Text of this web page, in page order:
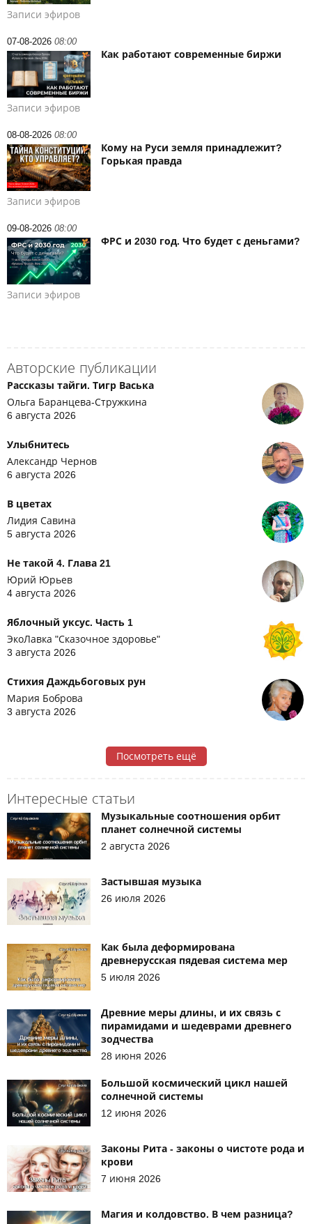
Записи эфиров
07-08-2026 08:00
Как работают современные биржи
Записи эфиров
08-08-2026 08:00
Кому на Руси земля принадлежит?
Горькая правда
Записи эфиров
09-08-2026 08:00
ФРС и 2030 год. Что будет с деньгами?
Записи эфиров
Авторские публикации
Рассказы тайги. Тигр Васька
Ольга Баранцева-Стружкина
6 августа 2026
Улыбнитесь
Александр Чернов
6 августа 2026
В цветах
Лидия Савина
5 августа 2026
Не такой 4. Глава 21
Юрий Юрьев
4 августа 2026
Яблочный уксус. Часть 1
ЭкоЛавка "Сказочное здоровье"
3 августа 2026
Стихия Даждьбоговых рун
Мария Боброва
3 августа 2026
Посмотреть ещё
Интересные статьи
Музыкальные соотношения орбит
планет солнечной системы
2 августа 2026
Застывшая музыка
26 июля 2026
Как была деформирована
древнерусская пядевая система мер
5 июля 2026
Древние меры длины, и их связь с
пирамидами и шедеврами древнего
зодчества
28 июня 2026
Большой космический цикл нашей
солнечной системы
12 июня 2026
Законы Рита - законы о чистоте рода и
крови
7 июня 2026
Магия и колдовство. В чем разница?